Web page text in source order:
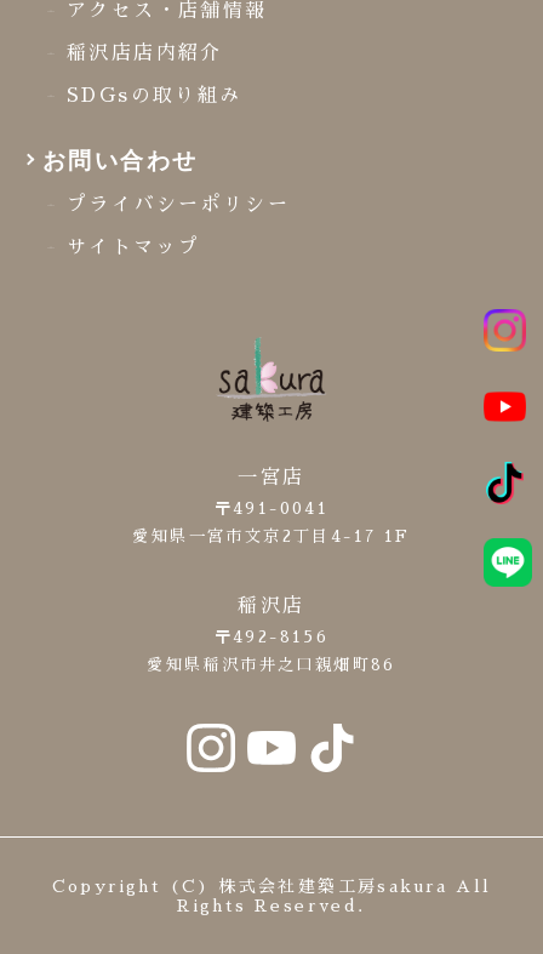
アクセス・店舗情報
稲沢店店内紹介
SDGsの取り組み
お問い合わせ
プライバシーポリシー
サイトマップ
一宮店
〒491-0041
愛知県一宮市文京2丁目4-17 1F
稲沢店
〒492-8156
愛知県稲沢市井之口親畑町86
Copyright (C) 株式会社建築工房sakura All
Rights Reserved.